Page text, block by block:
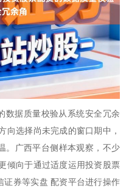
数据质量校验从系统安全冗余
向选择尚未完成的窗口期中，
。广西平台侧样本观察，不少
倾向于通过适度运用投资股票
证券等实盘 配资平台进行操作